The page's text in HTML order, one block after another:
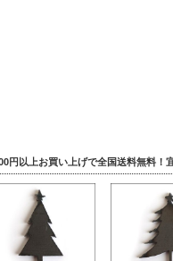
円以上お買い上げで全国送料無料！